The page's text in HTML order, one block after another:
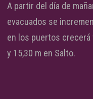
A partir del día de
evacuados se
en los puertos crecerá
y 15,30 m en Salto.